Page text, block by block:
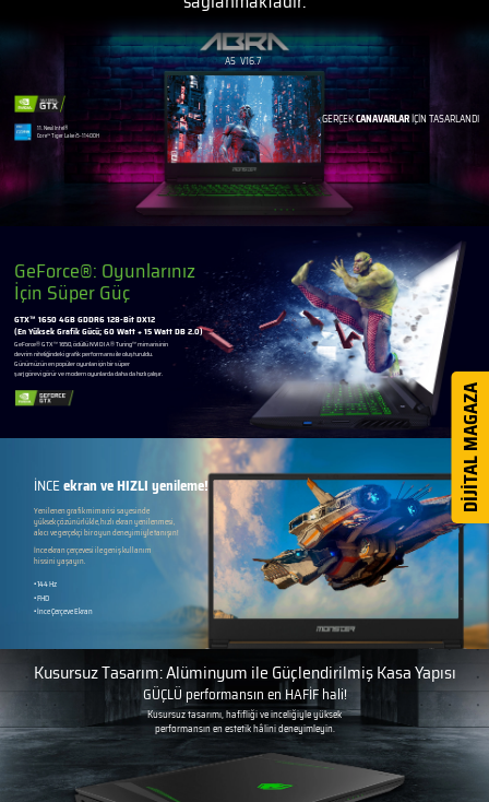
V16.7
GERÇEKCANAVARLARİÇİN TASARLANDI
A5
11. Nesil Intel®
Core™ Tiger Lake i5-11400H
GeForce®: Oyunlarınız
İçin Süper Güç
GTX™ 1650 4GB GDDR6 128-Bit DX12
(En Yüksek Grafik Gücü; 60 Watt + 15 Watt DB 2.0)
GeForce® GTX™ 1650, ödüllü NVIDIA® Turing™ mimarisinin
devrim niteliğindeki grafik performansı ile oluşturuldu.
Günümüzün en popüler oyunları için bir süper
şarj görevi görür ve modern oyunlarda daha da hızlı çalışır.
İNCEekran ve HIZLI yenileme!
Yenilenen grafik mimarisi sayesinde
yüksek çözünürlükle, hızlı ekran yenilenmesi,
akıcı ve gerçekçi bir oyun deneyimiyle tanışın!
İnce ekran çerçevesi ile geniş kullanım
hissini yaşayın.
• 144 Hz
• FHD
• İnce Çerçeve Ekran
Kusursuz Tasarım: Alüminyum ile Güçlendirilmiş Kasa Yapısı
GÜÇLÜ performansın en HAFİF hali!
Kusursuz tasarımı, hafifliği ve inceliğiyle yüksek
performansın en estetik hâlini deneyimleyin.
DİJİTAL MAGAZA